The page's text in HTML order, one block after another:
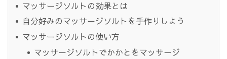
マッサージソルトの効果とは
自分好みのマッサージソルトを手作りしよう
マッサージソルトの使い方
マッサージソルトでかかとをマッサージ